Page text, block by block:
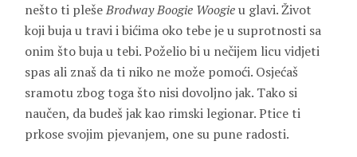
nešto ti plešeBrodway Boogie Woogieu glavi. Život
koji buja u travi i bićima oko tebe je u suprotnosti sa
onim što buja u tebi. Poželio bi u nečijem licu vidjeti
spas ali znaš da ti niko ne može pomoći. Osjećaš
sramotu zbog toga što nisi dovoljno jak. Tako si
naučen, da budeš jak kao rimski legionar. Ptice ti
prkose svojim pjevanjem, one su pune radosti.